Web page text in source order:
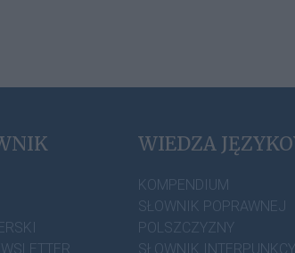
WIEDZA
KOMPENDIUM
SŁOWNIK POPRAWNEJ
POLSZCZYZNY
SŁOWNIK